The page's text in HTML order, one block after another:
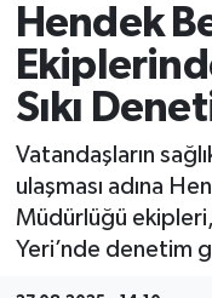
Hendek
Sıkı
Vatandaşların
ulaşması adına
Müdürlüğü
Yeri’nde denetim
Tüm Manşetler
Son Dakika
Haber Arşivi